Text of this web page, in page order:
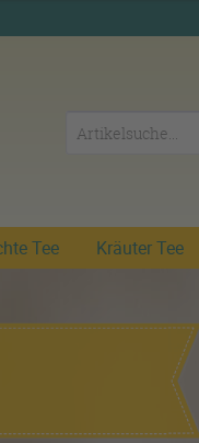
Tee Kräuter Tee